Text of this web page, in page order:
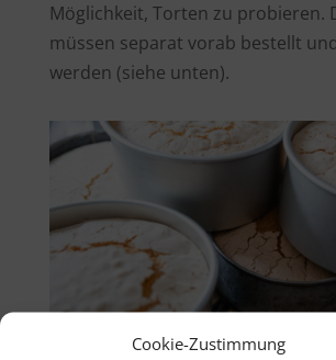
Cookie-Zustimmung
Möglichkeit, Torten zu probieren.
müssen separat vorab bestellt
werden (siehe unten).